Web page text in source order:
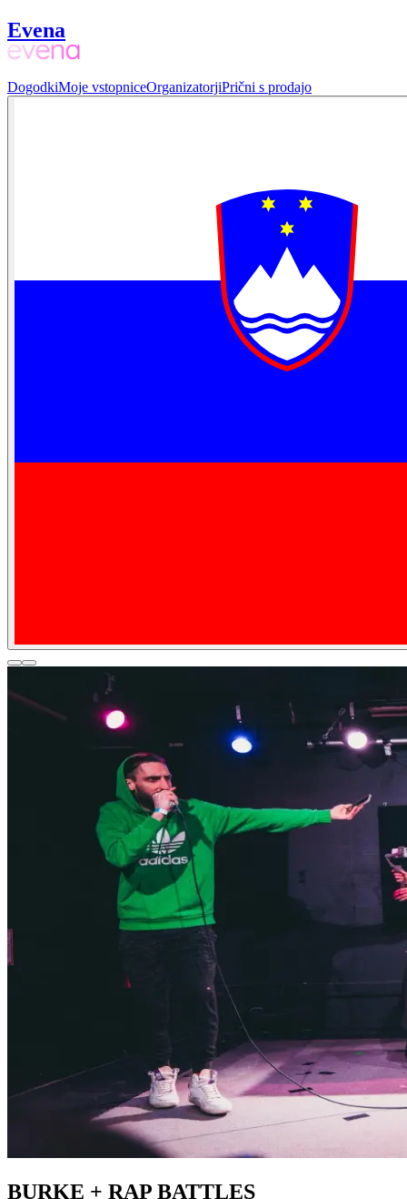
Evena
DogodkiMoje vstopniceOrganizatorjiPrični s prodajo
BURKE + RAP BATTLES